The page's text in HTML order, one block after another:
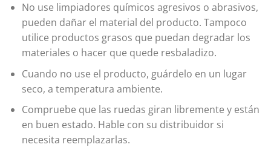
No use limpiadores químicos agresivos o abrasivos,
pueden dañar el material del producto. Tampoco
utilice productos grasos que puedan degradar los
materiales o hacer que quede resbaladizo.
Cuando no use el producto, guárdelo en un lugar
seco, a temperatura ambiente.
Compruebe que las ruedas giran libremente y están
en buen estado. Hable con su distribuidor si
necesita reemplazarlas.